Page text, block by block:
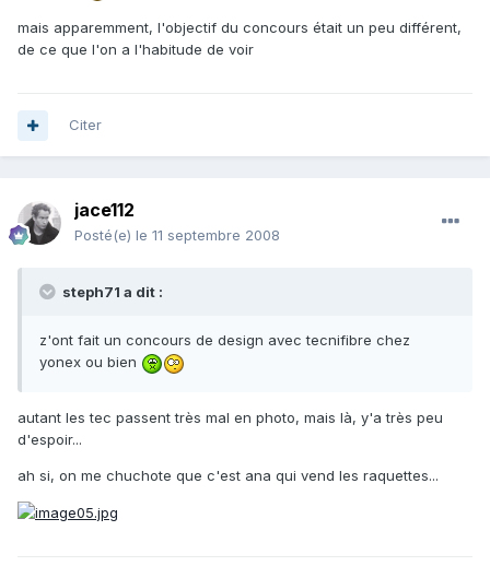
mais apparemment, l'objectif du concours était un peu différent,
de ce que l'on a l'habitude de voir
Citer
jace112
Posté(e) le 11 septembre 2008
steph71 a dit :
z'ont fait un concours de design avec tecnifibre chez
yonex ou bien
autant les tec passent très mal en photo, mais là, y'a très peu
d'espoir...
ah si, on me chuchote que c'est ana qui vend les raquettes...